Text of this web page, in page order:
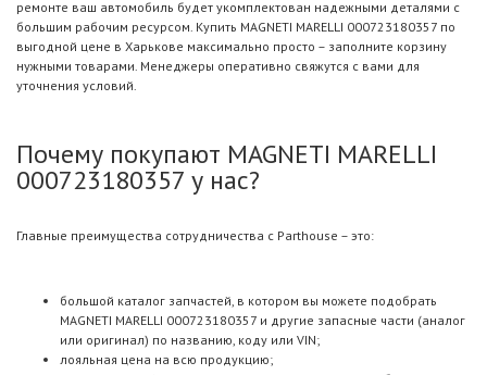
ремонте ваш автомобиль будет укомплектован надежными деталями с
большим рабочим ресурсом. Купить MAGNETI MARELLI 000723180357 по
выгодной цене в Харькове максимально просто – заполните корзину
нужными товарами. Менеджеры оперативно свяжутся с вами для
уточнения условий.
Почему покупают MAGNETI MARELLI
000723180357 у нас?
Главные преимущества сотрудничества с Parthouse – это:
большой каталог запчастей, в котором вы можете подобрать
MAGNETI MARELLI 000723180357 и другие запасные части (аналог
или оригинал) по названию, коду или VIN;
лояльная цена на всю продукцию;